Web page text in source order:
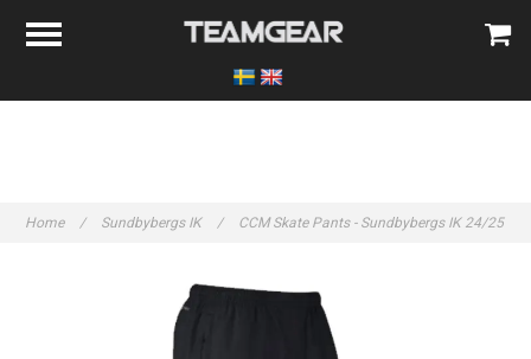
Home / Sundbybergs IK / CCM Skate Pants - Sundbybergs IK 24/25